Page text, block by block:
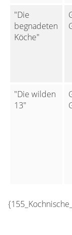
"Die
begnadeten
Köche"
"Die wilden
13"